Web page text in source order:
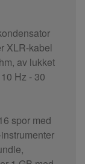
XLR-kabel
av lukket
Hz - 30
spor med